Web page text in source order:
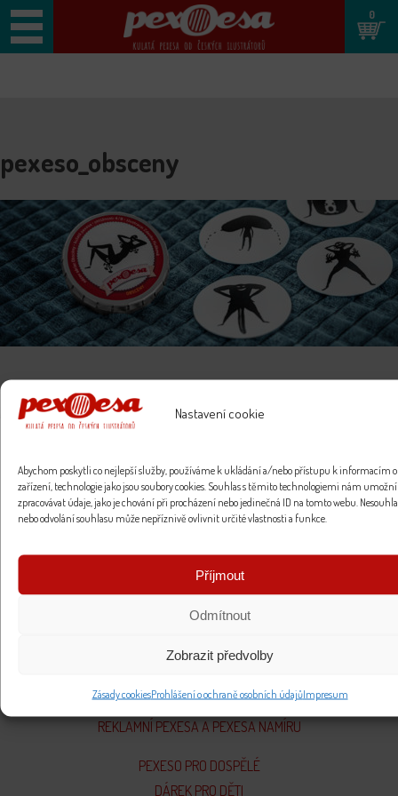
Nastavení cookie
Abychom poskytli co nejlepší služby, používáme k ukládání a/nebo přístupu k informacím o
zařízení, technologie jako jsou soubory cookies. Souhlas s těmito technologiemi nám umožní
zpracovávat údaje, jako je chování při procházení nebo jedinečná ID na tomto webu.
nebo odvolání souhlasu může nepříznivě ovlivnit určité vlastnosti a funkce.
Příjmout
Odmítnout
Zobrazit předvolby
Zásady cookiesProhlášení o ochraně osobních údajůImpresum
0
pexeso_obsceny
KONTAKTY A OBCHODNÍ PODMÍNKY
VRÁCENÍ ZBOŽÍ
NAŠI VÝTVARNÍCI
VŠECHNY KULATÉ PEXESA
REKLAMNÍ PEXESA A PEXESA NAMÍRU
PEXESO PRO DOSPĚLÉ
DÁREK PRO DĚTI